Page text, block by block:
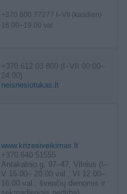
+370 800 77277 I–VII (kasdien)
16.00–19.00 val.
+370 612 03 800 (I–VII 00:00–
24:00)
neisnesiotukas.lt
www.krizesiveikimas.lt
+370 640 51555
Antakalnio g. 97–47, Vilnius (I–
V 16.00– 20.00 val., VI 12.00–
16.00 val., švenčių dienomis ir